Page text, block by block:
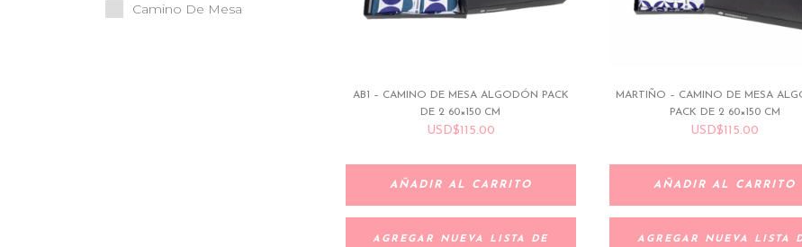
Camino De Mesa
AB1 – CAMINO DE MESA ALGODÓN PACK
DE 2 60×150 CM
USD$115.00
AÑADIR AL CARRITO
AGREGAR NUEVA LISTA DE
MARTIÑO – CAMINO DE MESA
PACK DE 2 60×150 CM
USD$115.00
AÑADIR AL CARRITO
AGREGAR NUEVA LISTA